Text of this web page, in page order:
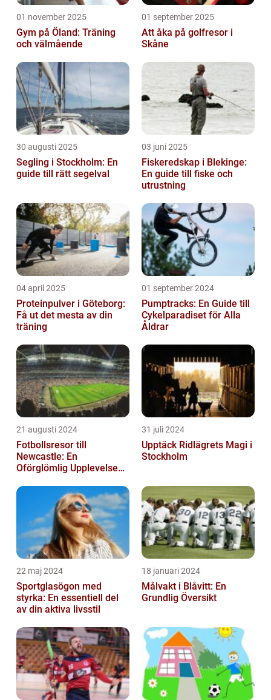
01 november 2025
Gym på Öland: Träning
och välmående
01 september 2025
Att åka på golfresor i
Skåne
30 augusti 2025
Segling i Stockholm: En
guide till rätt segelval
03 juni 2025
Fiskeredskap i Blekinge:
En guide till fiske och
utrustning
04 april 2025
Proteinpulver i Göteborg:
Få ut det mesta av din
träning
01 september 2024
Pumptracks: En Guide till
Cykelparadiset för Alla
Åldrar
21 augusti 2024
Fotbollsresor till
Newcastle: En
Oförglömlig Upplevelse
31 juli 2024
Upptäck Ridlägrets Magi i
Stockholm
22 maj 2024
Sportglasögon med
styrka: En essentiell del
av din aktiva livsstil
18 januari 2024
Målvakt i Blåvitt: En
Grundlig Översikt